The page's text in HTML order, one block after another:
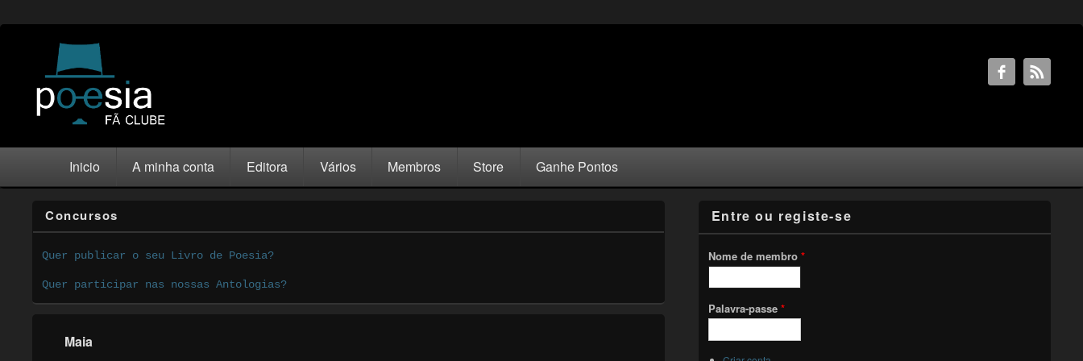
Inicio A minha conta Editora Vários Membros Store Ganhe Pontos
Concursos
Quer publicar o seu Livro de Poesia?
Quer participar nas nossas Antologias?
Maia
Entre ou registe-se
Nome de membro *
Palavra-passe *